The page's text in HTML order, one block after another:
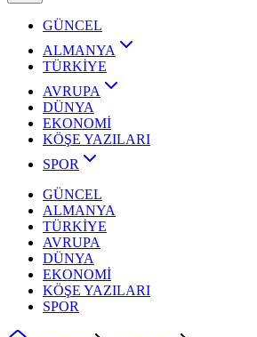
GÜNCEL
ALMANYA
TÜRKİYE
AVRUPA
DÜNYA
EKONOMİ
KÖŞE YAZILARI
SPOR
GÜNCEL
ALMANYA
TÜRKİYE
AVRUPA
DÜNYA
EKONOMİ
KÖŞE YAZILARI
SPOR